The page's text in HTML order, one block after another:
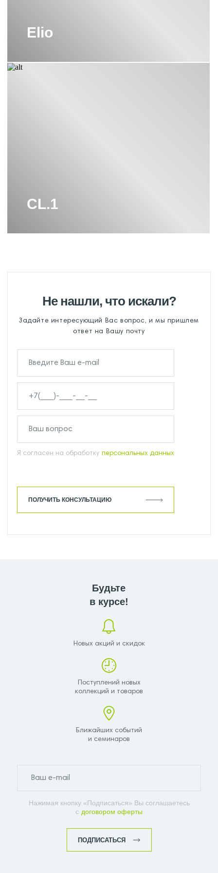
Elio
CL.1
Не нашли, что искали?
Задайте интересующий Вас вопрос, и мы пришлем
ответ на Вашу почту
Я согласен на обработку персональных данных
ПОЛУЧИТЬ КОНСУЛЬТАЦИЮ
Будьте
в курсе!
Новых акций и скидок
Поступлений новых
коллекций и товаров
Ближайших событий
и семинаров
Нажимая кнопку «Подписаться» Вы соглашаетесь
с договором оферты
ПОДПИСАТЬСЯ